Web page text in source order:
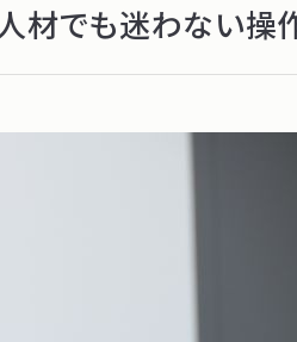
材でも迷わない操